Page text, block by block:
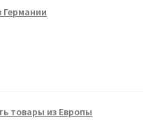
Германии
товары из Европы